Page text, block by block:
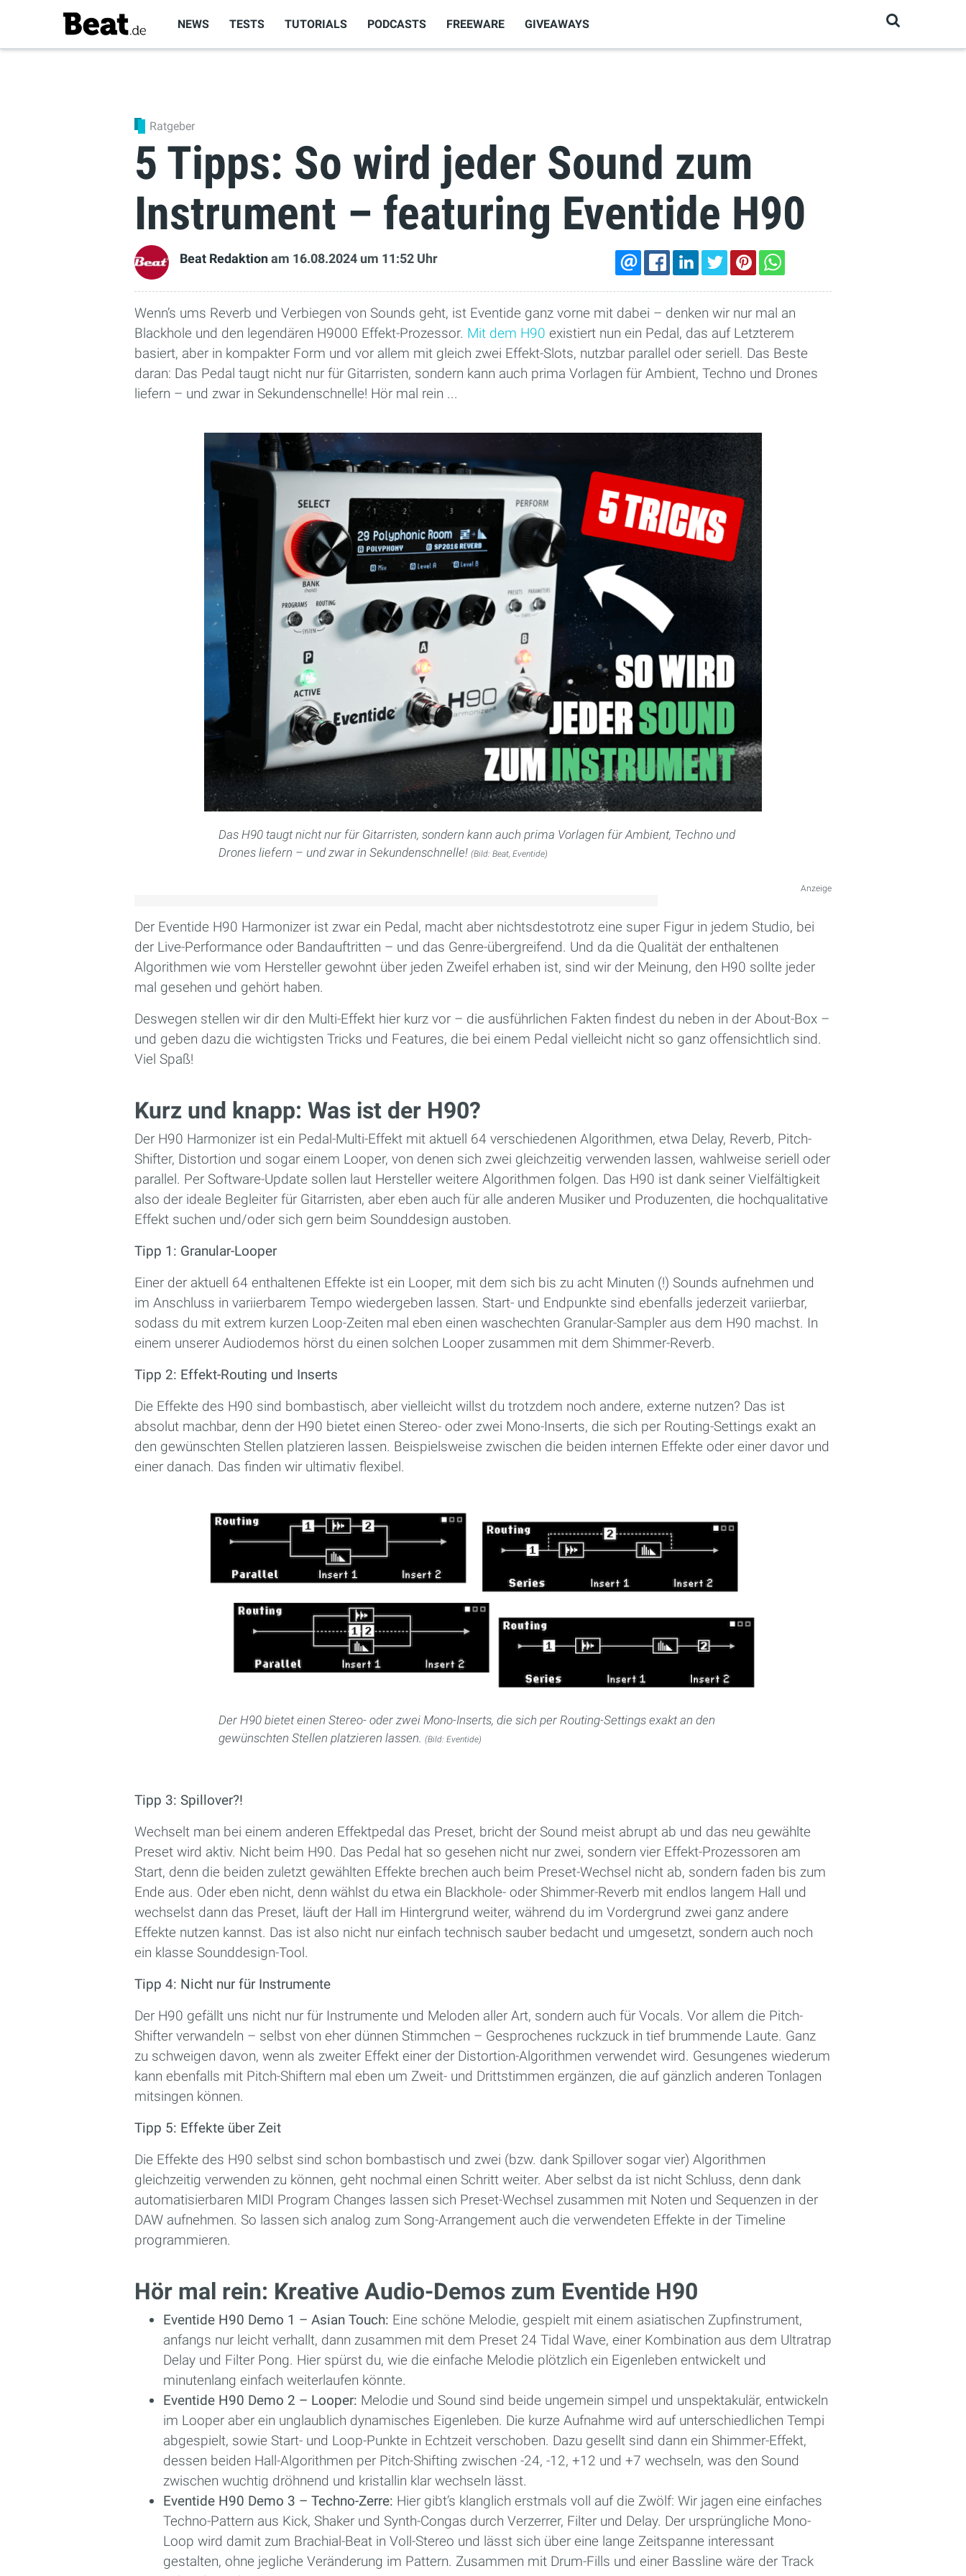
NEWS TESTS TUTORIALS PODCASTS FREEWARE GIVEAWAYS
Ratgeber
5 Tipps: So wird jeder Sound zum
Instrument – featuring Eventide H90
Beat Redaktion am 16.08.2024 um 11:52 Uhr EMAIL FACEBOOKLINKEDINTWITTERPINTEREST
Wenn’s ums Reverb und Verbiegen von Sounds geht, ist Eventide ganz vorne mit dabei – denken wir nur mal an
Blackhole und den legendären H9000 Effekt-Prozessor. Mit dem H90 existiert nun ein Pedal, das auf Letzterem
basiert, aber in kompakter Form und vor allem mit gleich zwei Effekt-Slots, nutzbar parallel oder seriell. Das Beste
daran: Das Pedal taugt nicht nur für Gitarristen, sondern kann auch prima Vorlagen für Ambient, Techno und Drones
liefern – und zwar in Sekundenschnelle! Hör mal rein ...
Das H90 taugt nicht nur für Gitarristen, sondern kann auch prima Vorlagen für Ambient, Techno und
Drones liefern – und zwar in Sekundenschnelle! (Bild: Beat, Eventide)
Anzeige
Der Eventide H90 Harmonizer ist zwar ein Pedal, macht aber nichtsdestotrotz eine super Figur in jedem Studio, bei
der Live-Performance oder Bandauftritten – und das Genre-übergreifend. Und da die Qualität der enthaltenen
Algorithmen wie vom Hersteller gewohnt über jeden Zweifel erhaben ist, sind wir der Meinung, den H90 sollte jeder
mal gesehen und gehört haben.
Deswegen stellen wir dir den Multi-Effekt hier kurz vor – die ausführlichen Fakten findest du neben in der About-Box –
und geben dazu die wichtigsten Tricks und Features, die bei einem Pedal vielleicht nicht so ganz offensichtlich sind.
Viel Spaß!
Kurz und knapp: Was ist der H90?
Der H90 Harmonizer ist ein Pedal-Multi-Effekt mit aktuell 64 verschiedenen Algorithmen, etwa Delay, Reverb, Pitch-
Shifter, Distortion und sogar einem Looper, von denen sich zwei gleichzeitig verwenden lassen, wahlweise seriell oder
parallel. Per Software-Update sollen laut Hersteller weitere Algorithmen folgen. Das H90 ist dank seiner Vielfältigkeit
also der ideale Begleiter für Gitarristen, aber eben auch für alle anderen Musiker und Produzenten, die hochqualitative
Effekt suchen und/oder sich gern beim Sounddesign austoben.
Tipp 1: Granular-Looper
Einer der aktuell 64 enthaltenen Effekte ist ein Looper, mit dem sich bis zu acht Minuten (!) Sounds aufnehmen und
im Anschluss in variierbarem Tempo wiedergeben lassen. Start- und Endpunkte sind ebenfalls jederzeit variierbar,
sodass du mit extrem kurzen Loop-Zeiten mal eben einen waschechten Granular-Sampler aus dem H90 machst. In
einem unserer Audiodemos hörst du einen solchen Looper zusammen mit dem Shimmer-Reverb.
Tipp 2: Effekt-Routing und Inserts
Die Effekte des H90 sind bombastisch, aber vielleicht willst du trotzdem noch andere, externe nutzen? Das ist
absolut machbar, denn der H90 bietet einen Stereo- oder zwei Mono-Inserts, die sich per Routing-Settings exakt an
den gewünschten Stellen platzieren lassen. Beispielsweise zwischen die beiden internen Effekte oder einer davor und
einer danach. Das finden wir ultimativ flexibel.
Der H90 bietet einen Stereo- oder zwei Mono-Inserts, die sich per Routing-Settings exakt an den
gewünschten Stellen platzieren lassen. (Bild: Eventide)
Tipp 3: Spillover?!
Wechselt man bei einem anderen Effektpedal das Preset, bricht der Sound meist abrupt ab und das neu gewählte
Preset wird aktiv. Nicht beim H90. Das Pedal hat so gesehen nicht nur zwei, sondern vier Effekt-Prozessoren am
Start, denn die beiden zuletzt gewählten Effekte brechen auch beim Preset-Wechsel nicht ab, sondern faden bis zum
Ende aus. Oder eben nicht, denn wählst du etwa ein Blackhole- oder Shimmer-Reverb mit endlos langem Hall und
wechselst dann das Preset, läuft der Hall im Hintergrund weiter, während du im Vordergrund zwei ganz andere
Effekte nutzen kannst. Das ist also nicht nur einfach technisch sauber bedacht und umgesetzt, sondern auch noch
ein klasse Sounddesign-Tool.
Tipp 4: Nicht nur für Instrumente
Der H90 gefällt uns nicht nur für Instrumente und Meloden aller Art, sondern auch für Vocals. Vor allem die Pitch-
Shifter verwandeln – selbst von eher dünnen Stimmchen – Gesprochenes ruckzuck in tief brummende Laute. Ganz
zu schweigen davon, wenn als zweiter Effekt einer der Distortion-Algorithmen verwendet wird. Gesungenes wiederum
kann ebenfalls mit Pitch-Shiftern mal eben um Zweit- und Drittstimmen ergänzen, die auf gänzlich anderen Tonlagen
mitsingen können.
Tipp 5: Effekte über Zeit
Die Effekte des H90 selbst sind schon bombastisch und zwei (bzw. dank Spillover sogar vier) Algorithmen
gleichzeitig verwenden zu können, geht nochmal einen Schritt weiter. Aber selbst da ist nicht Schluss, denn dank
automatisierbaren MIDI Program Changes lassen sich Preset-Wechsel zusammen mit Noten und Sequenzen in der
DAW aufnehmen. So lassen sich analog zum Song-Arrangement auch die verwendeten Effekte in der Timeline
programmieren.
Hör mal rein: Kreative Audio-Demos zum Eventide H90
Eventide H90 Demo 1 – Asian Touch: Eine schöne Melodie, gespielt mit einem asiatischen Zupfinstrument,
anfangs nur leicht verhallt, dann zusammen mit dem Preset 24 Tidal Wave, einer Kombination aus dem Ultratrap
Delay und Filter Pong. Hier spürst du, wie die einfache Melodie plötzlich ein Eigenleben entwickelt und
minutenlang einfach weiterlaufen könnte.
Eventide H90 Demo 2 – Looper: Melodie und Sound sind beide ungemein simpel und unspektakulär, entwickeln
im Looper aber ein unglaublich dynamisches Eigenleben. Die kurze Aufnahme wird auf unterschiedlichen Tempi
abgespielt, sowie Start- und Loop-Punkte in Echtzeit verschoben. Dazu gesellt sind dann ein Shimmer-Effekt,
dessen beiden Hall-Algorithmen per Pitch-Shifting zwischen -24, -12, +12 und +7 wechseln, was den Sound
zwischen wuchtig dröhnend und kristallin klar wechseln lässt.
Eventide H90 Demo 3 – Techno-Zerre: Hier gibt’s klanglich erstmals voll auf die Zwölf: Wir jagen eine einfaches
Techno-Pattern aus Kick, Shaker und Synth-Congas durch Verzerrer, Filter und Delay. Der ursprüngliche Mono-
Loop wird damit zum Brachial-Beat in Voll-Stereo und lässt sich über eine lange Zeitspanne interessant
gestalten, ohne jegliche Veränderung im Pattern. Zusammen mit Drum-Fills und einer Bassline wäre der Track